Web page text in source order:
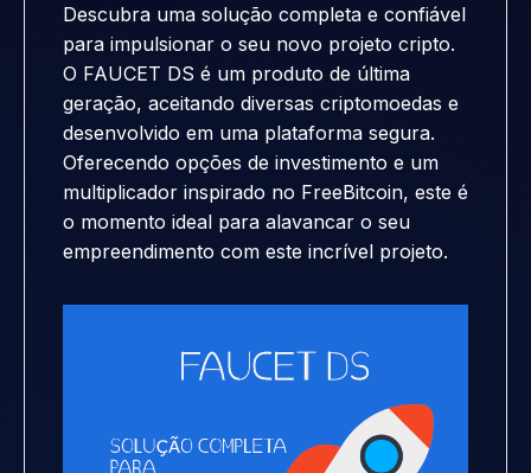
Descubra uma solução completa e confiável
para impulsionar o seu novo projeto cripto.
O FAUCET DS é um produto de última
geração, aceitando diversas criptomoedas e
desenvolvido em uma plataforma segura.
Oferecendo opções de investimento e um
multiplicador inspirado no FreeBitcoin, este é
o momento ideal para alavancar o seu
empreendimento com este incrível projeto.